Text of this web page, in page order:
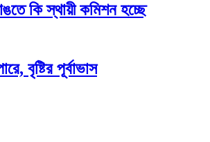
কি স্থায়ী কমিশন হচ্ছে
বৃষ্টির পূর্বাভাস